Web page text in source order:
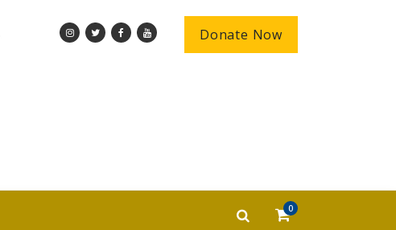
Donate Now
0